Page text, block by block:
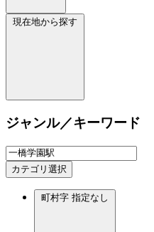
現在地から探す
ジャンル／キーワード
カテゴリ選択
町村字 指定なし